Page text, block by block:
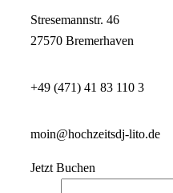
Stresemannstr. 46
27570 Bremerhaven
+49 (471) 41 83 110 3
moin@hochzeitsdj-lito.de
Jetzt Buchen